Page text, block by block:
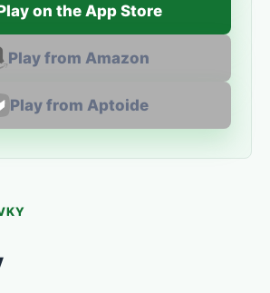
on the App Store
Play from Amazon
Play from Aptoide